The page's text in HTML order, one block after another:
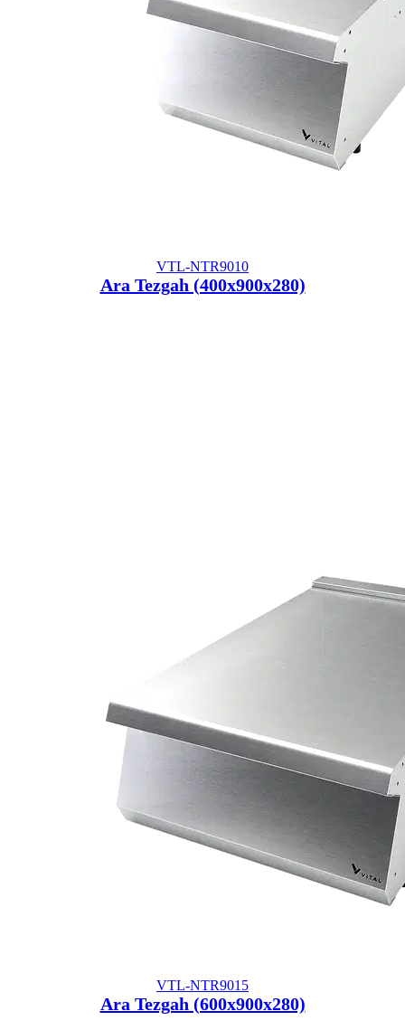
VTL-NTR9010
Ara Tezgah (400x900x280)
VTL-NTR9015
Ara Tezgah (600x900x280)